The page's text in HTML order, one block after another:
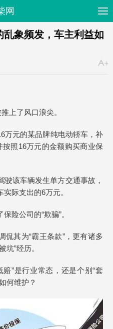
网
乱象频发，车主利益如
上了风口浪尖。
万元的某品牌纯电动轿车，补
照16万元的金额购买商业保
该车辆发生单方交通事故，
际支出的6万元。
险公司的“欺骗”。
侃其为“霸王条款”，更有诸多
坑”经历。
”是行业常态，还是个别“套
何维护？